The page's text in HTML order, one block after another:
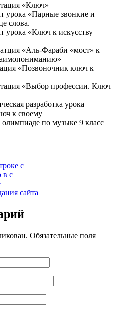
«Ключ»
урока «Парные звонкие и
слова.
урока «Ключ к искусству
«Аль-Фараби «мост» к
«Позвоночник ключ к
«Выбор профессии. Ключ
разработка урока
к своему
по музыке 9 класс
c
в c
сайта
Обязательные поля